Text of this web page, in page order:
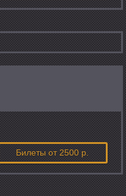
Билеты от 2500 р.